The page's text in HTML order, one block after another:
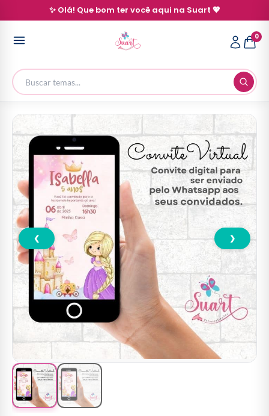
✨ Olá! Que bom ter você aqui na Suart 💖
0
❮ ❯